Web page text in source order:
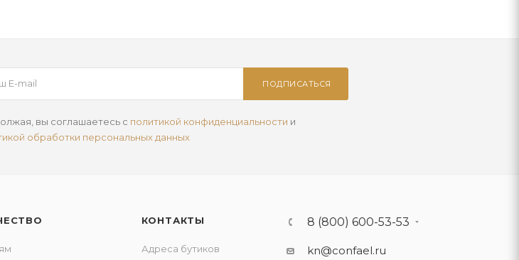
ПОДПИСАТЬСЯ
вы соглашаетесь с политикой конфиденциальности и
обработки персональных данных
КОНТАКТЫ
Адреса бутиков
8 (800) 600-53-53
kn@confael.ru